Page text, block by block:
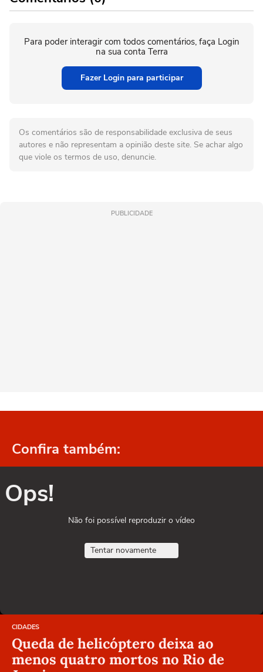
Para poder interagir com todos comentários, faça Login
na sua conta Terra
Fazer Login para participar
Os comentários são de responsabilidade exclusiva de seus
autores e não representam a opinião deste site. Se achar algo
que viole os termos de uso, denuncie.
PUBLICIDADE
Confira também:
Ops!
Não foi possível reproduzir o vídeo
Tentar novamente
CIDADES
Queda de helicóptero deixa ao
menos quatro mortos no Rio de